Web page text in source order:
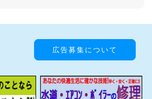
広告募集について